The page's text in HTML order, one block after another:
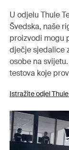
U odjelu Thule
Švedska, naše
proizvodi mogu
dječje sjedalice
osobe na
testova koje
Istražite odjel